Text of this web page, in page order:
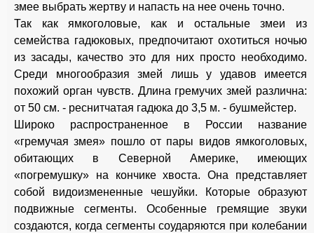
змее выбрать жертву и напасть на нее очень точно.
Так как ямкоголовые, как и остальные змеи из
семейства гадюковых, предпочитают охотиться ночью
из засады, качество это для них просто необходимо.
Среди многообразия змей лишь у удавов имеется
похожий орган чувств. Длина гремучих змей различна:
от 50 см. - реснитчатая гадюка до 3,5 м. - бушмейстер.
Широко распространенное в России название
«гремучая змея» пошло от пары видов ямкоголовых,
обитающих в Северной Америке, имеющих
«погремушку» на кончике хвоста. Она представляет
собой видоизмененные чешуйки. Которые образуют
подвижные сегменты. Особенные гремящие звуки
создаются, когда сегменты соударяются при колебании